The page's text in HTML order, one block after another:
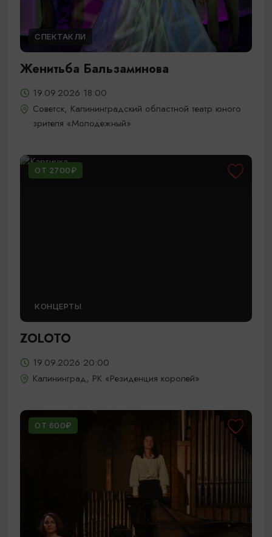
СПЕКТАКЛИ
Женитьба Бальзаминова
19.09.2026 18:00
Советск, Калининградский областной театр юного
зрителя «Молодежный»
ОТ 2700₽
КОНЦЕРТЫ
ZOLOTO
19.09.2026 20:00
Калининград, РК «Резиденция королей»
ОТ 600₽